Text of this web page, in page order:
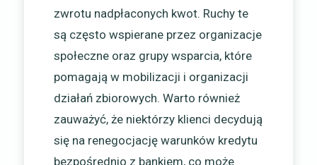
zwrotu nadpłaconych kwot. Ruchy te
są często wspierane przez organizacje
społeczne oraz grupy wsparcia, które
pomagają w mobilizacji i organizacji
działań zbiorowych. Warto również
zauważyć, że niektórzy klienci decydują
się na renegocjację warunków kredytu
bezpośrednio z bankiem, co może